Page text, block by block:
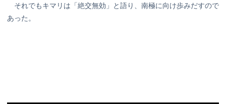
それでもキマリは「絶交無効」と語り、南極に向け歩みだすので
あった。